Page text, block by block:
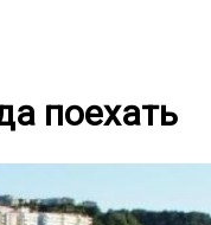
поехать